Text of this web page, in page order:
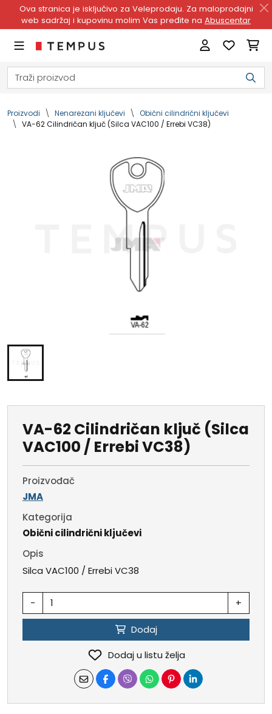
Ova stranica je isključivo za Veleprodaju. Za maloprodajni
web sadržaj i kupovinu molim Vas pređite na Abuscentar
Proizvodi Nenarezani ključevi
Obični cilindrični ključevi
VA-62 Cilindričan ključ (Silca VAC100 / Errebi VC38)
VA-62 Cilindričan ključ (Silca
VAC100 / Errebi VC38)
Proizvođač
JMA
Kategorija
Obični cilindrični ključevi
Opis
Silca VAC100 / Errebi VC38
- +
Dodaj
Dodaj u listu želja